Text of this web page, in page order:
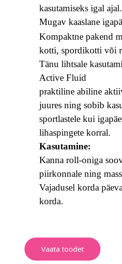
kasutamiseks igal ajal.
Mugav kaaslane
Kompaktne pakend
kotti, spordikotti või
Tänu lihtsale
Active Fluid
praktiline abiline
juures ning sobib
sportlastele kui
lihaspingete korral.
Kasutamine:
Kanna roll-oniga
piirkonnale ning
Vajadusel korda
korda.
Vaata toodet